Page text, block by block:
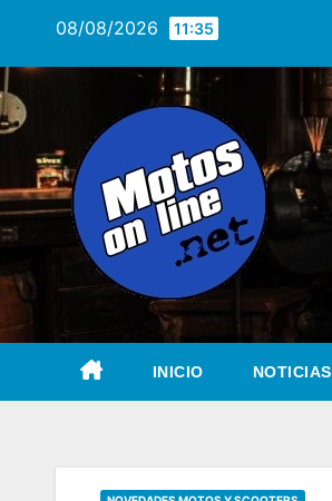
contenido
08/08/2026 11:35
INICIO NOTICIAS